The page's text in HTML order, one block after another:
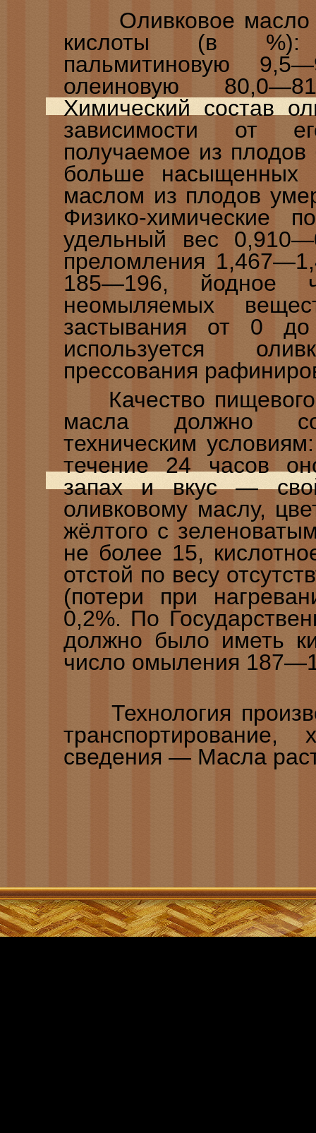
Оливковое масло
кислоты (в %):
пальмитиновую
олеиновую
Химический состав
зависимости от
получаемое из
больше насыщенных
маслом из плодов
Физико-химические
удельный вес
преломления
185—196, йодное
неомыляемых
застывания от 0
используется
прессования
Качество пищевого
масла должно
техническим
течение 24 часов
запах и вкус —
оливковому маслу,
жёлтого с
не более 15,
отстой по весу
(потери при
0,2%. По
должно было иметь
число омыления
Технология
сведения — Масла